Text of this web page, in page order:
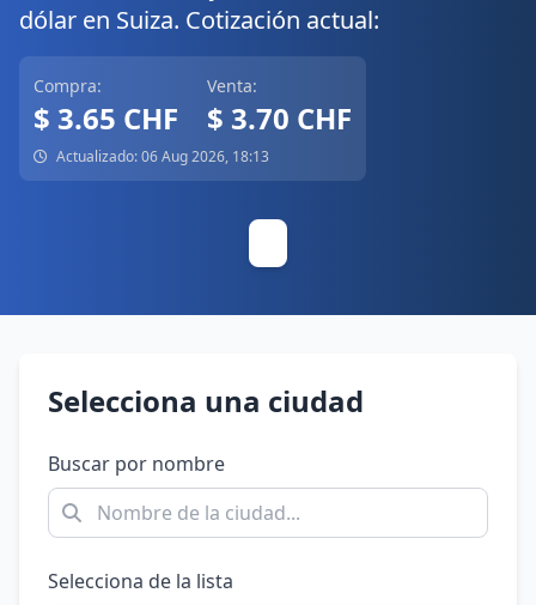
dólar en Suiza. Cotización actual:
Compra:
$ 3.65 CHF
Venta:
$ 3.70 CHF
Actualizado: 06 Aug 2026, 18:13
Selecciona una ciudad
Buscar por nombre
Selecciona de la lista